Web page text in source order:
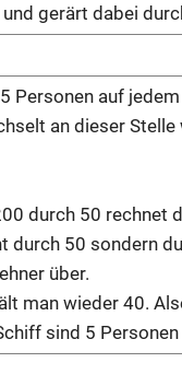
gerärt dabei
Personen auf
an dieser Stelle
durch 50 rechnet
durch 50 sondern
über.
man wieder 40.
sind 5 Personen